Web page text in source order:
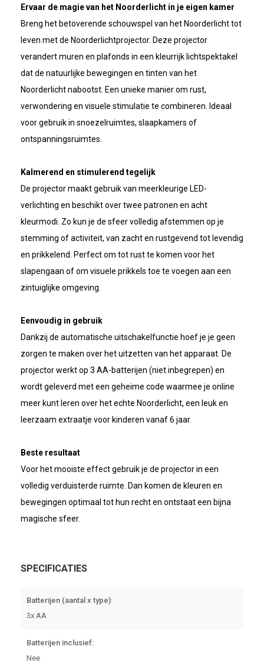
Ervaar de magie van het Noorderlicht in je eigen kamer
Breng het betoverende schouwspel van het Noorderlicht tot
leven met de Noorderlichtprojector. Deze projector
verandert muren en plafonds in een kleurrijk lichtspektakel
dat de natuurlijke bewegingen en tinten van het
Noorderlicht nabootst. Een unieke manier om rust,
verwondering en visuele stimulatie te combineren. Ideaal
voor gebruik in snoezelruimtes, slaapkamers of
ontspanningsruimtes.
Kalmerend en stimulerend tegelijk
De projector maakt gebruik van meerkleurige LED-
verlichting en beschikt over twee patronen en acht
kleurmodi. Zo kun je de sfeer volledig afstemmen op je
stemming of activiteit, van zacht en rustgevend tot levendig
en prikkelend. Perfect om tot rust te komen voor het
slapengaan of om visuele prikkels toe te voegen aan een
zintuiglijke omgeving.
Eenvoudig in gebruik
Dankzij de automatische uitschakelfunctie hoef je je geen
zorgen te maken over het uitzetten van het apparaat. De
projector werkt op 3 AA-batterijen (niet inbegrepen) en
wordt geleverd met een geheime code waarmee je online
meer kunt leren over het echte Noorderlicht, een leuk en
leerzaam extraatje voor kinderen vanaf 6 jaar.
Beste resultaat
Voor het mooiste effect gebruik je de projector in een
volledig verduisterde ruimte. Dan komen de kleuren en
bewegingen optimaal tot hun recht en ontstaat een bijna
magische sfeer.
SPECIFICATIES
Batterijen (aantal x type):
3x AA
Batterijen inclusief:
Nee